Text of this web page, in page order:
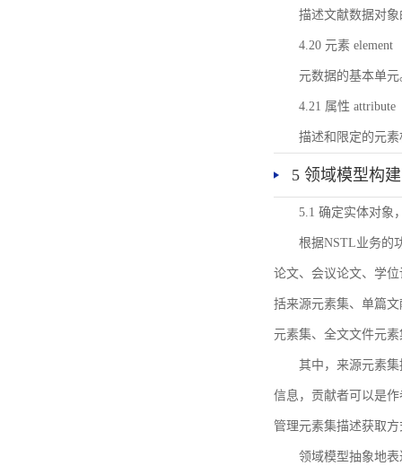
描述文献数据对
4.20 元素 element
元数据的基本单元
4.21 属性 attribute
描述和限定的元
5 领域模型构建
5.1 确定实体对象
根据NSTL业务的
论文、会议论文、学
括来源元素集、单篇
元素集、全文文件元
其中，来源元素
信息，贡献者可以是
管理元素集描述获取
领域模型抽象地